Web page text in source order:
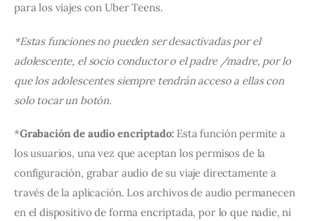
para los viajes con Uber Teens.
*Estas funciones no pueden ser desactivadas por el
adolescente, el socio conductor o el padre /madre, por lo
que los adolescentes siempre tendrán acceso a ellas con
solo tocar un botón.
*Grabación de audio encriptado: Esta función permite a
los usuarios, una vez que aceptan los permisos de la
configuración, grabar audio de su viaje directamente a
través de la aplicación. Los archivos de audio permanecen
en el dispositivo de forma encriptada, por lo que nadie, ni